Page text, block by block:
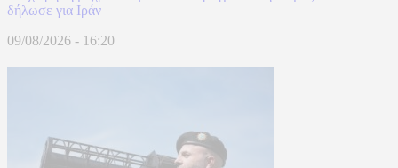
δήλωσε για Ιράν
09/08/2026 - 16:20